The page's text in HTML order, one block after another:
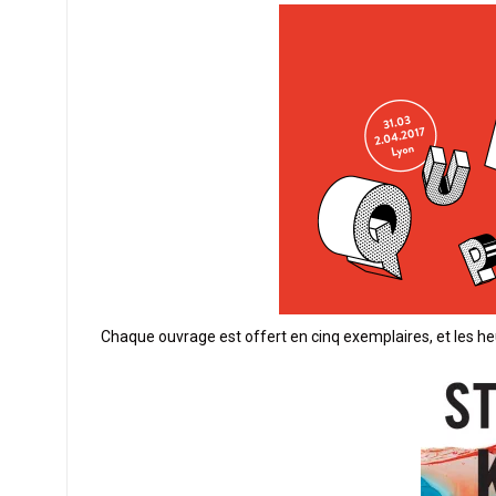
Chaque ouvrage est offert en cinq exemplaires, et les